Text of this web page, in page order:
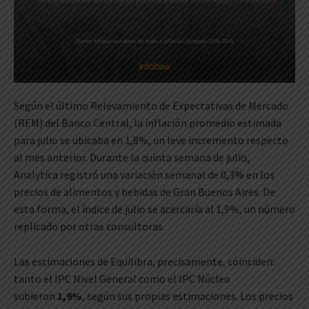
Según el último Relevamiento de Expectativas de Mercado
(REM) del Banco Central, la inflación promedio estimada
para julio se ubicaba en 1,8%, un leve incremento respecto
al mes anterior. Durante la quinta semana de julio,
Analytica registró una variación semanal de 0,3% en los
precios de alimentos y bebidas de Gran Buenos Aires. De
esta forma, el índice de julio se acercaría al 1,9%, un número
replicado por otras consultoras.
Las estimaciones de Equilibra, precisamente, coinciden:
tanto el IPC Nivel General como el IPC Núcleo
subieron 1,9%, según sus propias estimaciones. Los precios